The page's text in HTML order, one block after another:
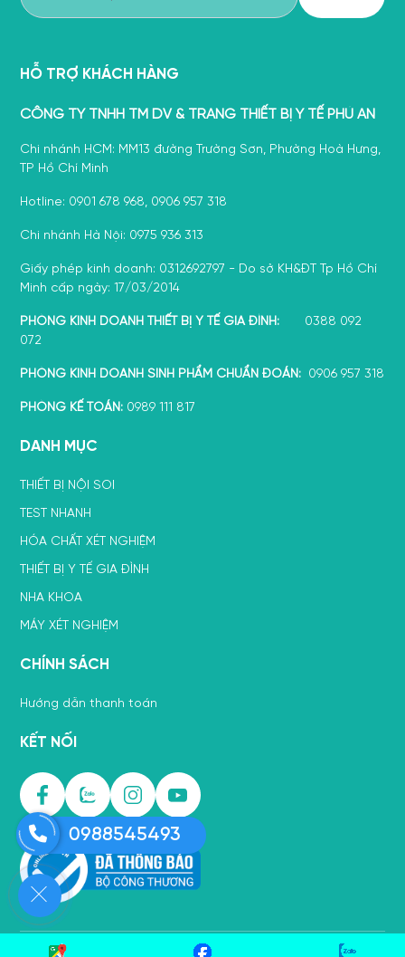
HỖ TRỢ KHÁCH HÀNG
CÔNG TY TNHH TM DV & TRANG THIẾT BỊ Y TẾ PHÚ AN
Chi nhánh HCM: MM13 đường Trường Sơn, Phường Hoà Hưng,
TP Hồ Chí Minh
Hotline: 0901 678 968, 0906 957 318
Chi nhánh Hà Nội: 0975 936 313
Giấy phép kinh doanh: 0312692797 - Do sở KH&ĐT Tp Hồ Chí
Minh cấp ngày: 17/03/2014
PHÒNG KINH DOANH THIẾT BỊ Y TẾ GIA ĐÌNH: 0388 092
072
PHÒNG KINH DOANH SINH PHẨM CHUẨN ĐOÁN: 0906 957 318
PHÒNG KẾ TOÁN: 0989 111 817
DANH MỤC
THIẾT BỊ NỘI SOI
TEST NHANH
HÓA CHẤT XÉT NGHIỆM
THIẾT BỊ Y TẾ GIA ĐÌNH
NHA KHOA
MÁY XÉT NGHIỆM
CHÍNH SÁCH
Hướng dẫn thanh toán
KẾT NỐI
0988545493